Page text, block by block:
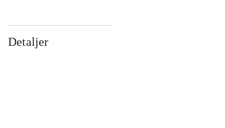
Detaljer